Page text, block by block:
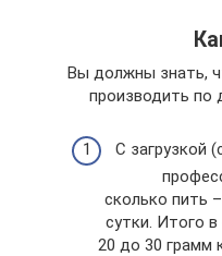
Вы должны знать,
производить по
С загрузкой
сколько пить
сутки. Итого
20 до 30 грамм